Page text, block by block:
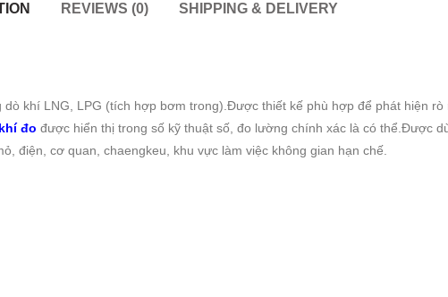
REVIEWS (0) SHIPPING & DELIVERY
khí LNG, LPG (tích hợp bơm trong).Được thiết kế phù hợp để phát hiện
khí đo được hiển thị trong số kỹ thuật số, đo lường chính xác là có thể.Được
điện, cơ quan, chaengkeu, khu vực làm việc không gian hạn chế.